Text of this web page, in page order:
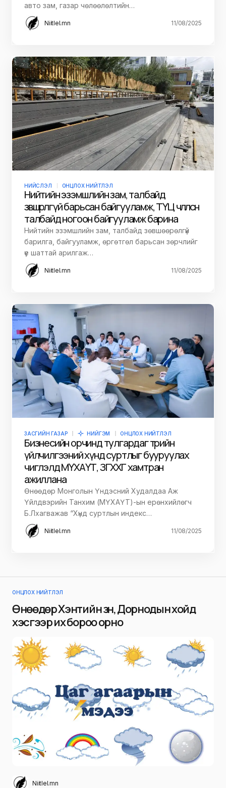
авто зам, газар чөлөөлөлтийн…
Niitlel.mn 11/08/2025
НИЙСЛЭЛ ОНЦЛОХ НИЙТЛЭЛ
Нийтийн эзэмшлийн зам, талбайд
зөвшөөрөлгүй барьсан байгууламж, ТҮЦ чөлөөлсөн
талбайд ногоон байгууламж барина
Нийтийн эзэмшлийн зам, талбайд зөвшөөрөлгүй
барилга, байгууламж, өргөтгөл барьсан зөрчлийг
үе шаттай арилгаж…
Niitlel.mn 11/08/2025
ЗАСГИЙН ГАЗАР НИЙГЭМ ОНЦЛОХ НИЙТЛЭЛ
Бизнесийн орчинд тулгардаг төрийн
үйлчилгээний хүнд суртлыг бууруулах
чиглэлд МҮХАҮТ, ЗГХХГ хамтран
ажиллана
Өнөөдөр Монголын Үндэсний Худалдаа Аж
Үйлдвэрийн Танхим (МҮХАҮТ)-ын ерөнхийлөгч
Б.Лхагважав “Хүнд суртлын индекс…
Niitlel.mn 11/08/2025
ОНЦЛОХ НИЙТЛЭЛ
Өнөөдөр Хэнтийн зүүн, Дорнодын хойд
хэсгээр их бороо орно
Niitlel.mn